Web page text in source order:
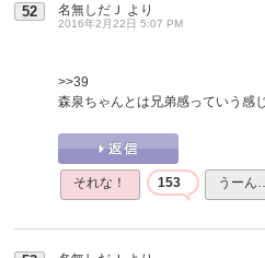
52 名無しだＪ より
2016年2月22日 5:07 PM
>>39
森泉ちゃんとは兄弟感っていう感
それな！ 153 うーん…